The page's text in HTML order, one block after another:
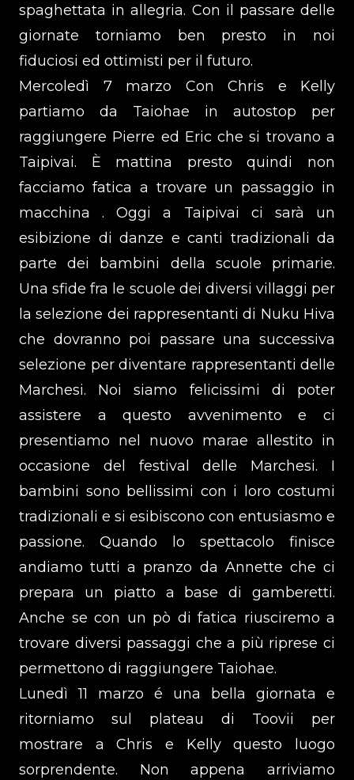
spaghettata in allegria. Con il passare delle
giornate torniamo ben presto in noi
fiduciosi ed ottimisti per il futuro.
Mercoledì 7 marzo Con Chris e Kelly
partiamo da Taiohae in autostop per
raggiungere Pierre ed Eric che si trovano a
Taipivai. È mattina presto quindi non
facciamo fatica a trovare un passaggio in
macchina . Oggi a Taipivai ci sarà un
esibizione di danze e canti tradizionali da
parte dei bambini della scuole primarie.
Una sfide fra le scuole dei diversi villaggi per
la selezione dei rappresentanti di Nuku Hiva
che dovranno poi passare una successiva
selezione per diventare rappresentanti delle
Marchesi. Noi siamo felicissimi di poter
assistere a questo avvenimento e ci
presentiamo nel nuovo marae allestito in
occasione del festival delle Marchesi. I
bambini sono bellissimi con i loro costumi
tradizionali e si esibiscono con entusiasmo e
passione. Quando lo spettacolo finisce
andiamo tutti a pranzo da Annette che ci
prepara un piatto a base di gamberetti.
Anche se con un pò di fatica riusciremo a
trovare diversi passaggi che a più riprese ci
permettono di raggiungere Taiohae.
Lunedì 11 marzo é una bella giornata e
ritorniamo sul plateau di Toovii per
mostrare a Chris e Kelly questo luogo
sorprendente. Non appena arriviamo